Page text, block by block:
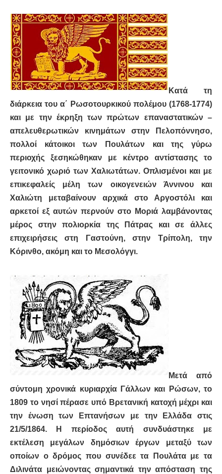
Κατά τη
διάρκεια του α΄ Ρωσοτουρκικού πολέμου (1768-1774)
και με την έκρηξη των πρώτων επαναστατικών –
απελευθερωτικών κινημάτων στην Πελοπόννησο,
πολλοί κάτοικοι των Πουλάτων και της γύρω
περιοχής ξεσηκώθηκαν με κέντρο αντίστασης το
γειτονικό χωριό των Χαλιωτάτων. Οπλισμένοι και με
επικεφαλείς μέλη των οικογενειών Άννινου και
Χαλιώτη μεταβαίνουν αρχικά στο Αργοστόλι και
αρκετοί εξ αυτών περνούν στο Μοριά λαμβάνοντας
μέρος στην πολιορκία της Πάτρας και σε άλλες
επιχειρήσεις στη Γαστούνη, στην Τρίπολη, την
Κόρινθο, ακόμη και το Μεσολόγγι.
Μετά από
σύντομη χρονικά κυριαρχία Γάλλων και Ρώσων, το
1809 το νησί πέρασε υπό Βρετανική κατοχή μέχρι και
την ένωση των Επτανήσων με την Ελλάδα στις
21/5/1864. Η περίοδος αυτή συνδυάστηκε με
εκτέλεση μεγάλων δημόσιων έργων μεταξύ των
οποίων ο δρόμος που συνέδεε τα Πουλάτα με τα
Διλινάτα μειώνοντας σημαντικά την απόσταση της